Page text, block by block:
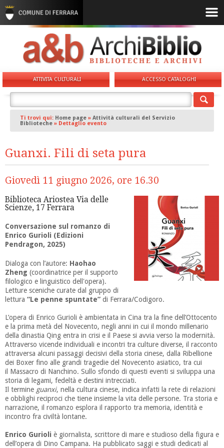
ATTIVITA CULTURALI ACCESSO CATALOGHI
Ti trovi qui: Home page » Attività culturali del Servizio
Biblioteche » Dettaglio evento
Guanxi. Fili di seta pura
Giovedì 11 giugno 2026, ore 16.30
Biblioteca Ariostea Via delle
Scienze, 17 Ferrara
Conversazione sul romanzo di
Enrico Gurioli (Edizioni
Pendragon, 2025)
Dialoga con l’autore: Haohao
Zheng (coordinatrice per il supporto
filologico e linguistico dell'opera).
Letture sceniche curate dal gruppo di
lettura “Le penne spuntate” di Ferrara/Codigoro.
L’opera di Enrico Gurioli è ambientata in Cina tra la fine dell’Ottocento
e la prima metà del Novecento, negli anni in cui il mondo millenario
della dinastia Qing entra in crisi e il Paese si avvia verso la modernità.
Attraverso vicende individuali e incontri tra culture diverse, il racconto
attraversa alcuni passaggi decisivi della storia cinese, dalla Ribellione
dei Boxer fino alle grandi tragedie del Novecento asiatico, tra cui
il Massacro di Nanchino. Sullo sfondo di questi eventi si sviluppa una
storia di legami, fedeltà e destini intrecciati.
Il termine guanxi, nella cultura cinese, indica infatti la rete di relazioni
e obblighi reciproci che tiene insieme la vita delle persone. Tra storia e
narrazione, il romanzo esplora il rapporto tra memoria, identità e
incontro fra civiltà lontane.
Enrico Gurioli è giornalista, scrittore di mare e studioso della figura e
dell’opera di Dino Campana. Ha pubblicato saggi e studi dedicati al